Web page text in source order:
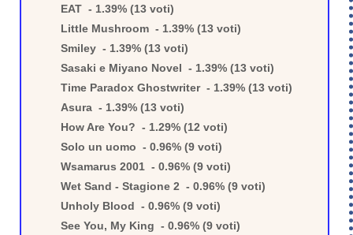
EAT - 1.39% (13 voti)
Little Mushroom - 1.39% (13 voti)
Smiley - 1.39% (13 voti)
Sasaki e Miyano Novel - 1.39% (13 voti)
Time Paradox Ghostwriter - 1.39% (13 voti)
Asura - 1.39% (13 voti)
How Are You? - 1.29% (12 voti)
Solo un uomo - 0.96% (9 voti)
Wsamarus 2001 - 0.96% (9 voti)
Wet Sand - Stagione 2 - 0.96% (9 voti)
Unholy Blood - 0.96% (9 voti)
See You, My King - 0.96% (9 voti)